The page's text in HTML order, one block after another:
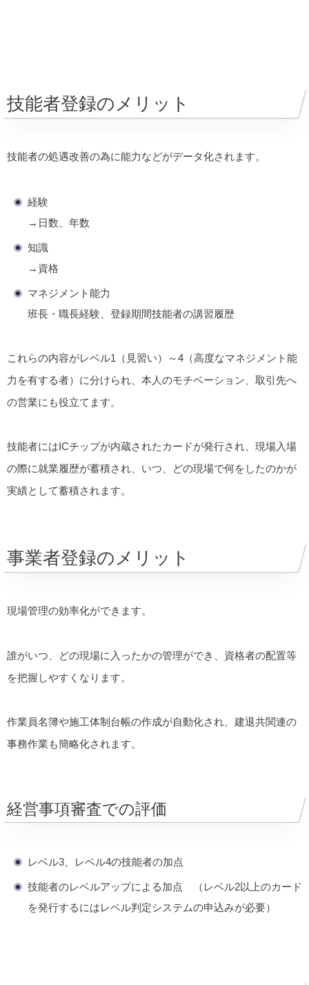
技能者登録のメリット
技能者の処遇改善の為に能力などがデータ化されます。
経験
→日数、年数
知識
→資格
マネジメント能力
班長・職長経験、登録期間技能者の講習履歴
これらの内容がレベル1（見習い）～4（高度なマネジメント能
力を有する者）に分けられ、本人のモチベーション、取引先へ
の営業にも役立てます。
技能者にはICチップが内蔵されたカードが発行され、現場入場
の際に就業履歴が蓄積され、いつ、どの現場で何をしたのかが
実績として蓄積されます。
事業者登録のメリット
現場管理の効率化ができます。
誰がいつ、どの現場に入ったかの管理ができ、資格者の配置等
を把握しやすくなります。
作業員名簿や施工体制台帳の作成が自動化され、建退共関連の
事務作業も簡略化されます。
経営事項審査での評価
レベル3、レベル4の技能者の加点
技能者のレベルアップによる加点 （レベル2以上のカード
を発行するにはレベル判定システムの申込みが必要）